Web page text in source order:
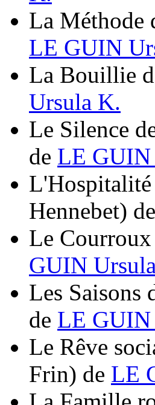
La Méthode
LE GUIN
La Bouillie
Ursula K.
Le Silence
de LE
L'Hospitalité
Hennebet) de
Le Courroux
GUIN
Les Saisons
de LE
Le Rêve
Frin) de LE